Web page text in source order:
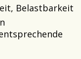
Belastbarkeit